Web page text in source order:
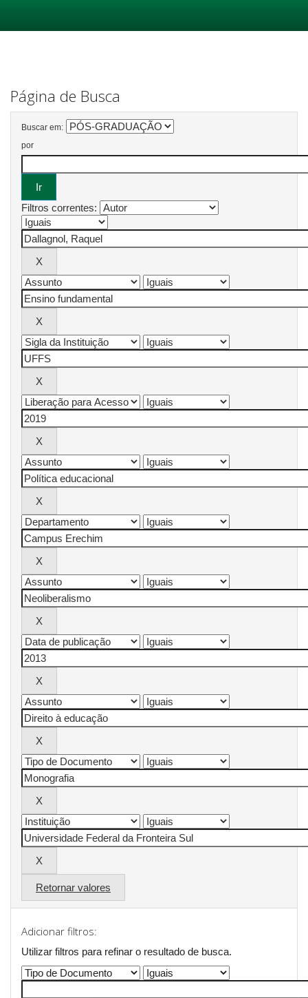
Página de Busca
Buscar em:
por
Filtros correntes:
Retornar valores
Adicionar filtros:
Utilizar filtros para refinar o resultado de busca.